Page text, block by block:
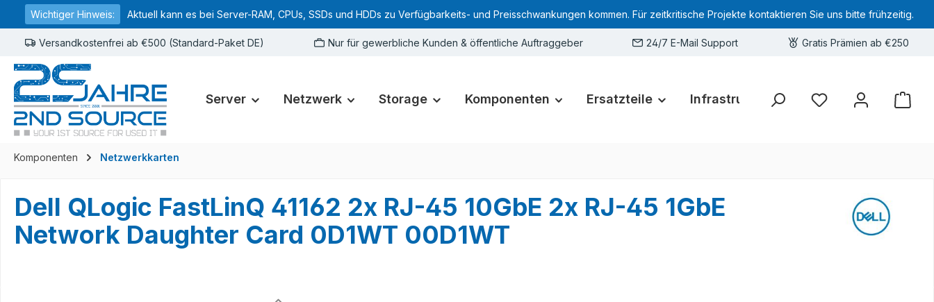
Zur Hauptnavigation springen
Wichtiger Hinweis: Aktuell kann es bei Server-RAM, CPUs, SSDs und HDDs zu Verfügbarkeits- und Preisschwankungen kommen. Für zeitkritische Projekte kontaktieren Sie uns bitte frühzeitig.
Versandkostenfrei ab €500 (Standard-Paket DE) Nur für gewerbliche Kunden & öffentliche Auftraggeber 24/7 E-Mail Support Gratis Prämien ab €250
Server Netzwerk Storage Komponenten Ersatzteile Infrastruktur Hardware-Deals
Sie haben 0 Produkte
Komponenten Netzwerkkarten
Dell QLogic FastLinQ 41162 2x RJ-45 10GbE 2x RJ-45 1GbE
Network Daughter Card 0D1WT 00D1WT